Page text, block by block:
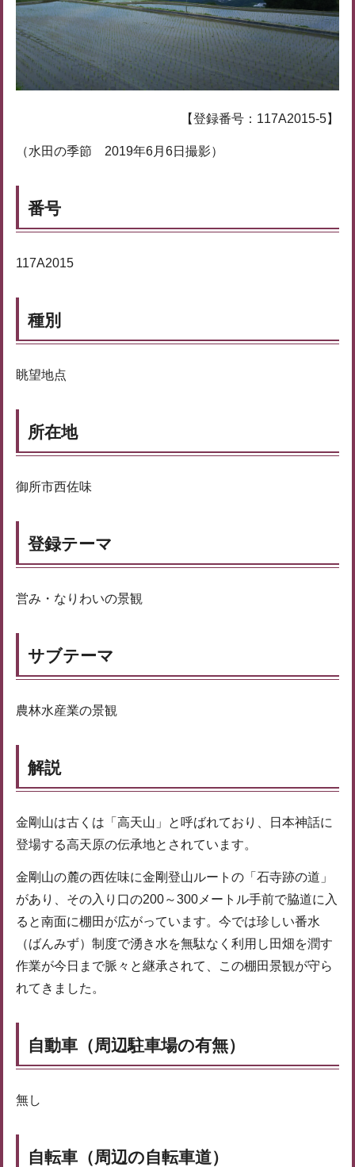
【登録番号：117A2015-5】
（水田の季節 2019年6月6日撮影）
番号
117A2015
種別
眺望地点
所在地
御所市西佐味
登録テーマ
営み・なりわいの景観
サブテーマ
農林水産業の景観
解説
金剛山は古くは「高天山」と呼ばれており、日本神話に
登場する高天原の伝承地とされています。
金剛山の麓の西佐味に金剛登山ルートの「石寺跡の道」
があり、その入り口の200～300メートル手前で脇道に入
ると南面に棚田が広がっています。今では珍しい番水
（ばんみず）制度で湧き水を無駄なく利用し田畑を潤す
作業が今日まで脈々と継承されて、この棚田景観が守ら
れてきました。
自動車（周辺駐車場の有無）
無し
自転車（周辺の自転車道）